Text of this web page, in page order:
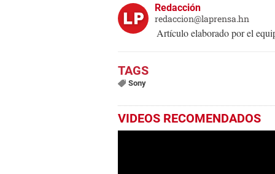
Redacción
redaccion@laprensa.hn
Artículo elaborado por el
Sony
VIDEOS RECOMENDADOS